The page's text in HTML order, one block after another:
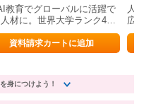
教育でグローバルに活躍で
材に。世界大学ランク438
※）、上位大学に劣らない学
資料請求カートに追加
人
広
身につけよう！